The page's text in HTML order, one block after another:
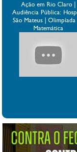
Ação em Rio Claro |
Audiência Pública:
São Mateus |
Matemática